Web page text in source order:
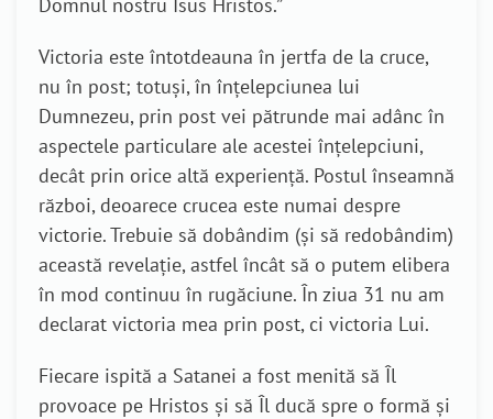
Victoria este întotdeauna în jertfa de la cruce,
nu în post; totuși, în înțelepciunea lui
Dumnezeu, prin post vei pătrunde mai adânc în
aspectele particulare ale acestei înțelepciuni,
decât prin orice altă experiență. Postul înseamnă
război, deoarece crucea este numai despre
victorie. Trebuie să dobândim (și să redobândim)
această revelație, astfel încât să o putem elibera
în mod continuu în rugăciune. În ziua 31 nu am
declarat victoria mea prin post, ci victoria Lui.
Fiecare ispită a Satanei a fost menită să Îl
provoace pe Hristos și să Îl ducă spre o formă și